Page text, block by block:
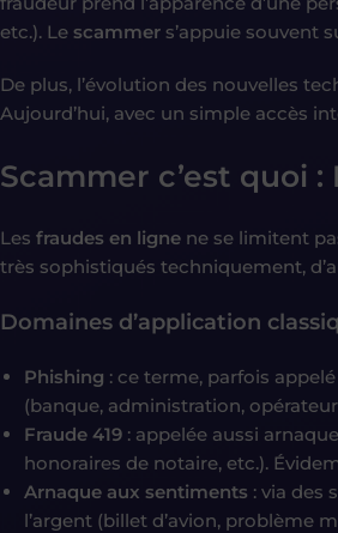
etc.). Le scammer s’appuie souvent
De plus, l’évolution des nouvelles
Aujourd’hui, avec un simple accès
Scammer c’est quoi :
Les fraudes en ligne ne se limitent
très sophistiqués techniquement,
Domaines d’application
Phishing : ce terme, parfois
(banque, administration,
Fraude 419 : appelée aussi
honoraires de notaire, etc.).
Arnaque aux sentiments : via des
l’argent (billet d’avion, problème